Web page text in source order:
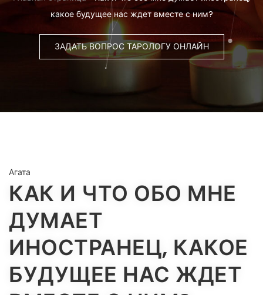
какое будущее нас ждет вместе с ним?
ЗАДАТЬ ВОПРОС ТАРОЛОГУ ОНЛАЙН
Агата
КАК И ЧТО ОБО МНЕ
ДУМАЕТ
ИНОСТРАНЕЦ, КАКОЕ
БУДУЩЕЕ НАС ЖДЕТ